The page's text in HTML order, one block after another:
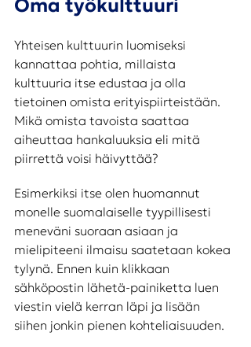
Oma työkulttuuri
Yhteisen kulttuurin luomiseksi
kannattaa pohtia, millaista
kulttuuria itse edustaa ja olla
tietoinen omista erityispiirteistään.
Mikä omista tavoista saattaa
aiheuttaa hankaluuksia eli mitä
piirrettä voisi häivyttää?
Esimerkiksi itse olen huomannut
monelle suomalaiselle tyypillisesti
meneväni suoraan asiaan ja
mielipiteeni ilmaisu saatetaan kokea
tylynä. Ennen kuin klikkaan
sähköpostin lähetä-painiketta luen
viestin vielä kerran läpi ja lisään
siihen jonkin pienen kohteliaisuuden.